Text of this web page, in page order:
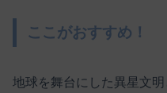
ここがおすすめ！
地球を舞台にした異星文